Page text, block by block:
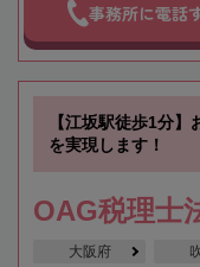
事務所に電話
【江坂駅徒歩1分
を実現します！
OAG税理士
大阪府